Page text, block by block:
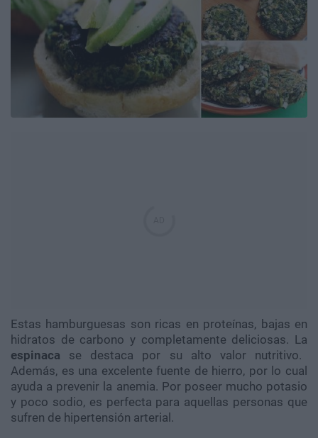
Estas hamburguesas son ricas en proteínas, bajas en
hidratos de carbono y completamente deliciosas. La
espinaca se destaca por su alto valor nutritivo.
Además, es una excelente fuente de hierro, por lo cual
ayuda a prevenir la anemia. Por poseer mucho potasio
y poco sodio, es perfecta para aquellas personas que
sufren de hipertensión arterial.